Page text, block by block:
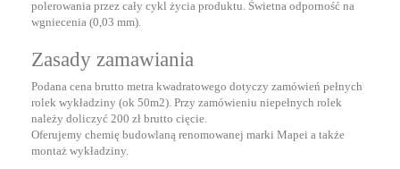
polerowania przez cały cykl życia produktu. Świetna odporność na
wgniecenia (0,03 mm).
Zasady zamawiania
Podana cena brutto metra kwadratowego dotyczy zamówień pełnych
rolek wykładziny (ok 50m2). Przy zamówieniu niepełnych rolek
należy doliczyć 200 zł brutto cięcie.
Oferujemy chemię budowlaną renomowanej marki Mapei a także
montaż wykładziny.